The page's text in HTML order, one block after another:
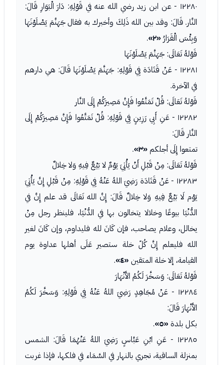
١٢٢٨٠ - عن ابن زيد رضي الله عنه في قَوْلِهِ: دَارَ الْبَوَارِ قَالَ:
النَّار. قَالَ: وقد بين الله ذَلِكَ وأخبرك به فقال جَهَنَّمَ يَصْلَوْنَهَا
وَبِئْسَ الْقَرَارُ «٢»
.
قَوْلهُ تَعَالَى: جَهَنَّمَ يَصْلَوْنَهَا
١٢٢٨١ - عَنْ قَتَادَة فِي قَوْلِهِ: جَهَنَّمَ يَصْلَوْنَهَا قَالَ: هي دارهم
في الآخرة.
قَوْلهُ تَعَالَى: قُلْ تَمَتَّعُوا فَإِنَّ مَصِيرَكُمْ إِلَى النَّار
١٢٢٨٢ - عَنِ أَبِي رَزِينٍ فِي قَوْلِهِ: قُلْ تَمَتَّعُوا فَإِنَّ مَصِيرَكُمْ إِلَى
النَّار قَالَ:
تمتعوا إِلَى أجلكم «٣»
.
قَوْلهُ تَعَالَى: مِنْ قَبْلِ أَنْ يَأْتِيَ يَوْمٌ لا بَيْعٌ فِيهِ وَلا خِلالٌ
١٢٢٨٣ - عَنْ قَتَادَة رَضِيَ اللهُ عَنْهُ فِي قَوْلِهِ: مِنْ قَبْلِ إِنَّ يَأْتِيَ
يَوْم لَا بَيْعٌ فِيهِ وَلا خِلالٌ قَالَ: إِنَّ الله تَعَالَى قد علم إِنَّ في
الدُّنْيَا بيوعًا وخلالا يتخالون بها في الدُّنْيَا، فلينظر رجل مِنْ
يخالل، وعلام يصاحب، فإن كَانَ لله فليداوم، وإن كَانَ لغير
الله فليعلم إِنَّ كُلّ خلة ستصير عَلَى أهلها عداوة يوم
القيامة، إلا خلة المتقين «٤»
.
قَوْلهُ تَعَالَى: وَسَخَّرَ لَكُمُ الأَنْهَارَ
١٢٢٨٤ - عَنْ مُجَاهِدٍ رَضِيَ اللهُ عَنْهُ فِي قَوْلِهِ: وَسَخَّرَ لَكُمُ
الأَنْهَارَ قَالَ:
بكل بلدة «٥»
.
١٢٢٨٥ - عَنِ ابْنِ عَبَّاسٍ رَضِيَ اللهُ عَنْهُمَا قَالَ: الشمس
بمنزلة الساقية، تجري بالنهار في السَّمَاء في فلكها، فإذا غربت